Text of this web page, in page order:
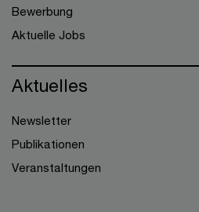
Bewerbung
Aktuelle Jobs
Aktuelles
Newsletter
Publikationen
Veranstaltungen